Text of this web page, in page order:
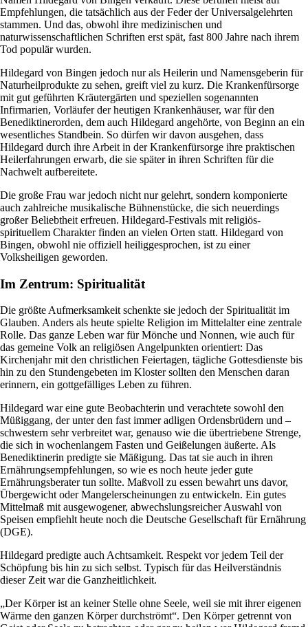
Empfehlungen, die tatsächlich aus der Feder der Universalgelehrten
stammen. Und das, obwohl ihre medizinischen und
naturwissenschaftlichen Schriften erst spät, fast 800 Jahre nach ihrem
Tod populär wurden.
Hildegard von Bingen jedoch nur als Heilerin und Namensgeberin für
Naturheilprodukte zu sehen, greift viel zu kurz. Die Krankenfürsorge
mit gut geführten Kräutergärten und speziellen sogenannten
Infirmarien, Vorläufer der heutigen Krankenhäuser, war für den
Benediktinerorden, dem auch Hildegard angehörte, von Beginn an ein
wesentliches Standbein. So dürfen wir davon ausgehen, dass
Hildegard durch ihre Arbeit in der Krankenfürsorge ihre praktischen
Heilerfahrungen erwarb, die sie später in ihren Schriften für die
Nachwelt aufbereitete.
Die große Frau war jedoch nicht nur gelehrt, sondern komponierte
auch zahlreiche musikalische Bühnenstücke, die sich neuerdings
großer Beliebtheit erfreuen. Hildegard-Festivals mit religiös-
spirituellem Charakter finden an vielen Orten statt. Hildegard von
Bingen, obwohl nie offiziell heiliggesprochen, ist zu einer
Volksheiligen geworden.
Im Zentrum: Spiritualität
Die größte Aufmerksamkeit schenkte sie jedoch der Spiritualität im
Glauben. Anders als heute spielte Religion im Mittelalter eine zentrale
Rolle. Das ganze Leben war für Mönche und Nonnen, wie auch für
das gemeine Volk an religiösen Angelpunkten orientiert: Das
Kirchenjahr mit den christlichen Feiertagen, tägliche Gottesdienste bis
hin zu den Stundengebeten im Kloster sollten den Menschen daran
erinnern, ein gottgefälliges Leben zu führen.
Hildegard war eine gute Beobachterin und verachtete sowohl den
Müßiggang, der unter den fast immer adligen Ordensbrüdern und –
schwestern sehr verbreitet war, genauso wie die übertriebene Strenge,
die sich in wochenlangem Fasten und Geißelungen äußerte. Als
Benediktinerin predigte sie Mäßigung. Das tat sie auch in ihren
Ernährungsempfehlungen, so wie es noch heute jeder gute
Ernährungsberater tun sollte. Maßvoll zu essen bewahrt uns davor,
Übergewicht oder Mangelerscheinungen zu entwickeln. Ein gutes
Mittelmaß mit ausgewogener, abwechslungsreicher Auswahl von
Speisen empfiehlt heute noch die Deutsche Gesellschaft für Ernährung
(DGE).
Hildegard predigte auch Achtsamkeit. Respekt vor jedem Teil der
Schöpfung bis hin zu sich selbst. Typisch für das Heilverständnis
dieser Zeit war die Ganzheitlichkeit.
„Der Körper ist an keiner Stelle ohne Seele, weil sie mit ihrer eigenen
Wärme den ganzen Körper durchströmt“. Den Körper getrennt von